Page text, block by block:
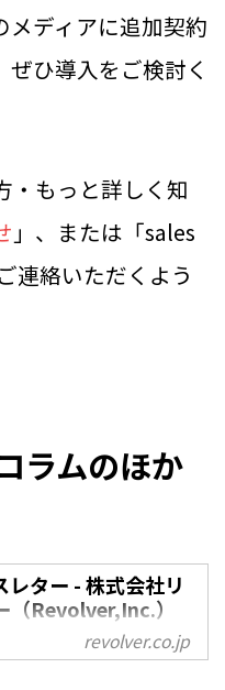
メディアに追加契約
ひ導入をご検討く
・もっと詳しく知
」、または「sales
連絡いただくよう
ラムのほか
レター - 株式会社リ
（Revolver,Inc.）
レター の記事一覧 - 株式
revolver.co.jp